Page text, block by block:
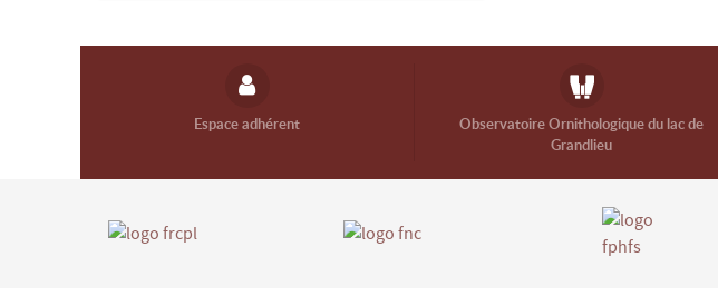
Espace adhérent
Observatoire Ornithologique du lac de
Grandlieu